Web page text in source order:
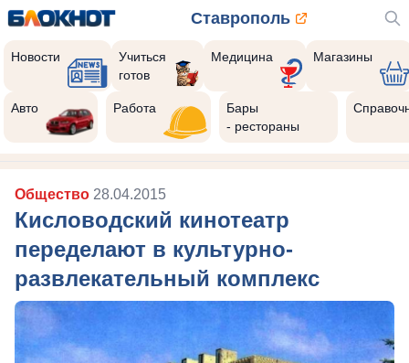
Ставрополь
Новости
Учиться
готов
Медицина Магазины
Авто Работа
Бары
- рестораны
Общество 28.04.2015
Кисловодский кинотеатр
переделают в культурно-
развлекательный комплекс